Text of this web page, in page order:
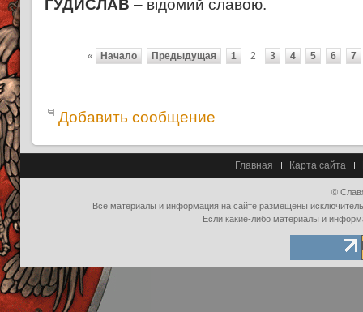
ГУДИСЛАВ – відомий славою.
« Начало Предыдущая 1 2 3 4 5 6 7
Добавить сообщение
Главная Карта сайта
©
Все материалы и информация на сайте размещены
Если какие-либо материалы и